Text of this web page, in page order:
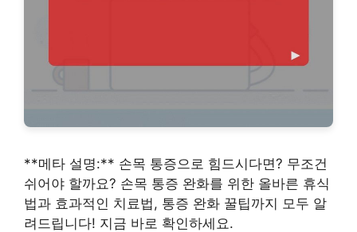
**메타 설명:** 손목 통증으로 힘드시다면? 무조건
쉬어야 할까요? 손목 통증 완화를 위한 올바른 휴식
법과 효과적인 치료법, 통증 완화 꿀팁까지 모두 알
려드립니다! 지금 바로 확인하세요.